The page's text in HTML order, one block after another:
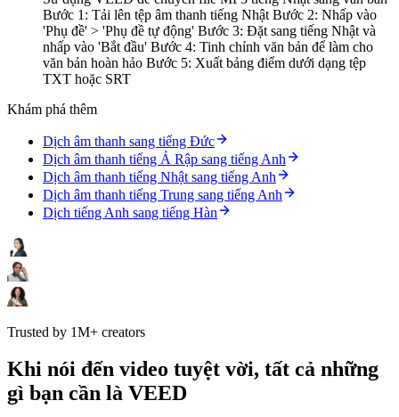
Bước 1: Tải lên tệp âm thanh tiếng Nhật Bước 2: Nhấp vào
'Phụ đề' > 'Phụ đề tự động' Bước 3: Đặt sang tiếng Nhật và
nhấp vào 'Bắt đầu' Bước 4: Tinh chỉnh văn bản để làm cho
văn bản hoàn hảo Bước 5: Xuất bảng điểm dưới dạng tệp
TXT hoặc SRT
Khám phá thêm
Dịch âm thanh sang tiếng Đức
Dịch âm thanh tiếng Ả Rập sang tiếng Anh
Dịch âm thanh tiếng Nhật sang tiếng Anh
Dịch âm thanh tiếng Trung sang tiếng Anh
Dịch tiếng Anh sang tiếng Hàn
Trusted by 1M+ creators
Khi nói đến video tuyệt vời, tất cả những
gì bạn cần là VEED